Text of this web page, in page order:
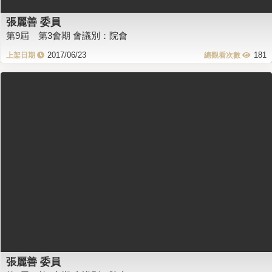
張麗善 委員
第9屆 第3會期 會議別：院會
2017/06/23 181
張麗善 委員